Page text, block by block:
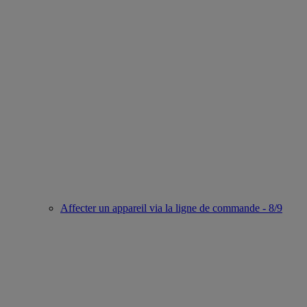
Affecter un appareil via la ligne de commande - 8/9